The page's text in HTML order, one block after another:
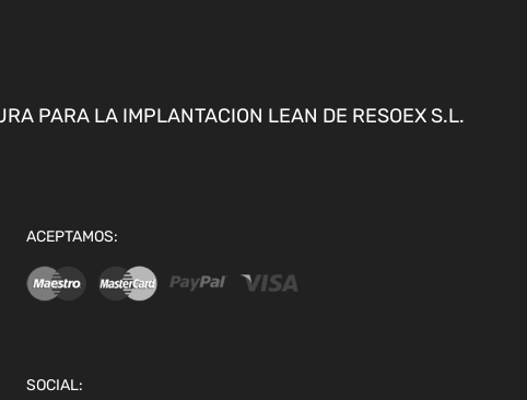
PARA LA IMPLANTACION LEAN DE RESOEX S.L.
ACEPTAMOS:
SOCIAL: